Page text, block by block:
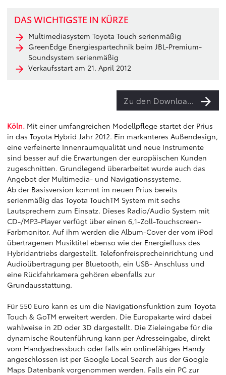
DAS WICHTIGSTE IN KÜRZE
Multimediasystem Toyota Touch serienmäßig
GreenEdge Energiespartechnik beim JBL-Premium-
Soundsystem serienmäßig
Verkaufsstart am 21. April 2012
Zu den Downloads
Köln. Mit einer umfangreichen Modellpflege startet der Prius
in das Toyota Hybrid Jahr 2012. Ein markanteres Außendesign,
eine verfeinerte Innenraumqualität und neue Instrumente
sind besser auf die Erwartungen der europäischen Kunden
zugeschnitten. Grundlegend überarbeitet wurde auch das
Angebot der Multimedia- und Navigationssysteme.
Ab der Basisversion kommt im neuen Prius bereits
serienmäßig das Toyota TouchTM System mit sechs
Lautsprechern zum Einsatz. Dieses Radio/Audio System mit
CD-/MP3-Player verfügt über einen 6,1-Zoll-Touchscreen-
Farbmonitor. Auf ihm werden die Album-Cover der vom iPod
übertragenen Musiktitel ebenso wie der Energiefluss des
Hybridantriebs dargestellt. Telefonfreisprecheinrichtung und
Audioübertragung per Bluetooth, ein USB- Anschluss und
eine Rückfahrkamera gehören ebenfalls zur
Grundausstattung.
Für 550 Euro kann es um die Navigationsfunktion zum Toyota
Touch & GoTM erweitert werden. Die Europakarte wird dabei
wahlweise in 2D oder 3D dargestellt. Die Zieleingabe für die
dynamische Routenführung kann per Adresseingabe, direkt
vom Handyadressbuch oder falls ein onlinefähiges Handy
angeschlossen ist per Google Local Search aus der Google
Maps Datenbank vorgenommen werden. Falls ein PC zur